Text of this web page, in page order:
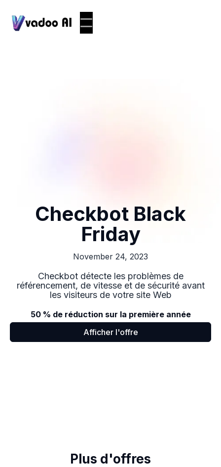
Checkbot Black
Friday
November 24, 2023
Checkbot détecte les problèmes de
référencement, de vitesse et de sécurité avant
les visiteurs de votre site Web
50 % de réduction sur la première année
Afficher l'offre
Plus d'offres